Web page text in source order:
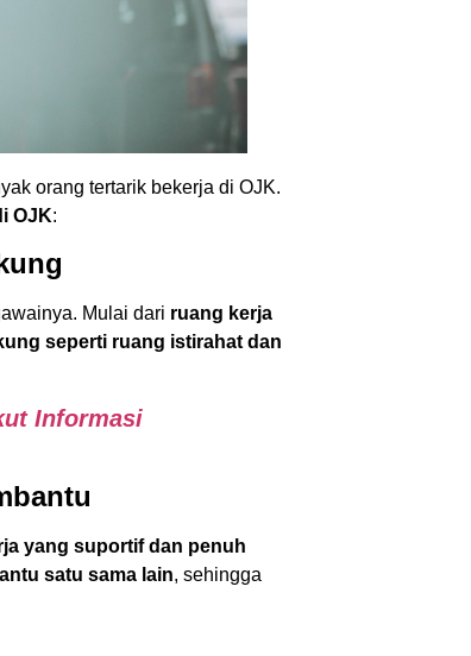
orang tertarik bekerja di OJK.
OJK:
Mulai dari ruang kerja
seperti ruang istirahat dan
Informasi
yang suportif dan penuh
satu sama lain, sehingga